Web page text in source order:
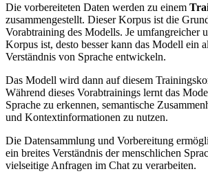
Die vorbereiteten Daten werden zu einem
zusammengestellt. Dieser Korpus ist die
Vorabtraining des Modells. Je umfangreicher
Korpus ist, desto besser kann das Modell ein
Verständnis von Sprache entwickeln.
Das Modell wird dann auf diesem
Während dieses Vorabtrainings lernt das
Sprache zu erkennen, semantische
und Kontextinformationen zu nutzen.
Die Datensammlung und Vorbereitung
ein breites Verständnis der menschlichen
vielseitige Anfragen im Chat zu verarbeiten.